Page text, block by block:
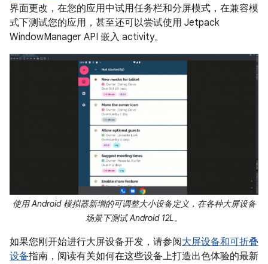
界面更改，在您的应用中试用任务栏和分屏模式，在兼容模
式下测试您的应用，甚至还可以尝试使用 Jetpack
WindowManager API 嵌入 activity。
使用 Android 模拟器新增的可调整大小设备定义，在各种大屏设备
场景下测试 Android 12L。
如果您刚开始进行大屏设备开发，请参阅大屏设备和可折叠
设备指南，阅读有关如何在这些设备上打造出色体验的最新